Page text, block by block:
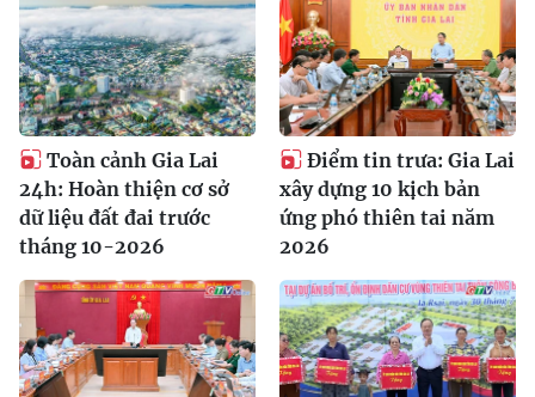
Toàn cảnh Gia Lai
24h: Hoàn thiện cơ sở
dữ liệu đất đai trước
tháng 10-2026
Điểm tin trưa: Gia Lai
xây dựng 10 kịch bản
ứng phó thiên tai năm
2026